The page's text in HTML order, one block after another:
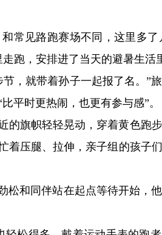
常见路跑赛场不同，这里多了
跑，安排进了当天的避暑生活
，就带着孙子一起报了名。”
平时更热闹，也更有参与感”。
的旗帜轻轻晃动，穿着黄色跑
着压腿、拉伸，亲子组的孩子
和同伴站在起点等待开始，